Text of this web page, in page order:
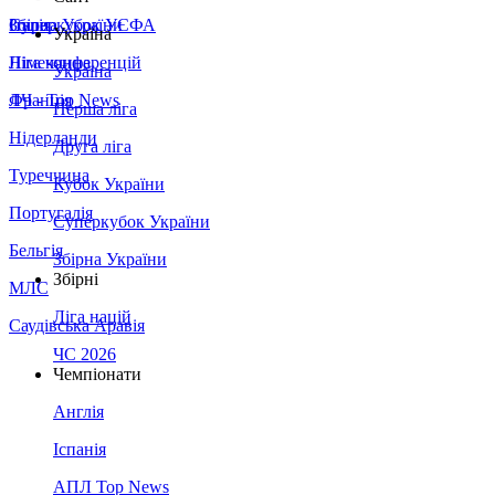
Збірна України
Італія
Німеччина
Франція
Нідерланди
Туреччина
Португалія
Бельгія
МЛС
Саудівська Аравія
Суперкубок УЄФА
Ліга конференцій
ЛЧ - Top News
Україна
Україна
Перша ліга
Друга ліга
Кубок України
Суперкубок України
Збірна України
Збірні
Ліга націй
ЧС 2026
Чемпіонати
Англія
Іспанія
АПЛ Top News